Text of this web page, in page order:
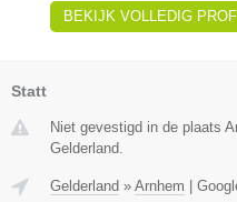
BEKIJK VOLLEDIG
Statt
Niet gevestigd in de plaats
Gelderland.
Gelderland » Arnhem